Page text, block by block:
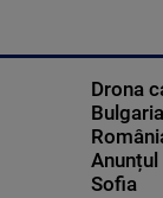
Drona
Sofia